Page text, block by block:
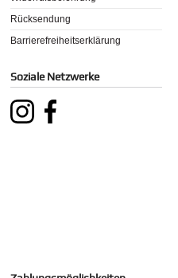
Rücksendung
Barrierefreiheitserklärung
Soziale Netzwerke